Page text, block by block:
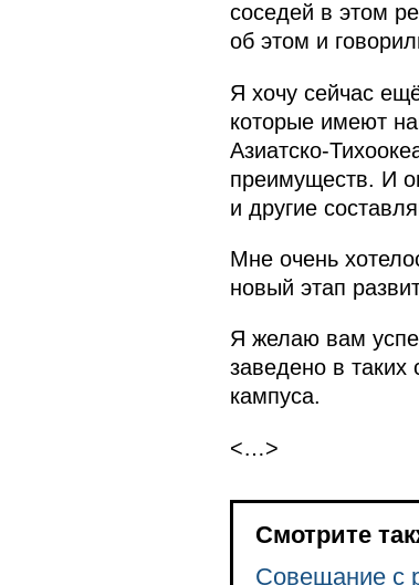
соседей в этом
об этом и
Я хочу сейчас
которые имеют
Азиатско-
преимуществ. И
и другие
Мне очень
новый этап
Я желаю вам
заведено в таких
кампуса.
<…>
Смотрите
Совещание с